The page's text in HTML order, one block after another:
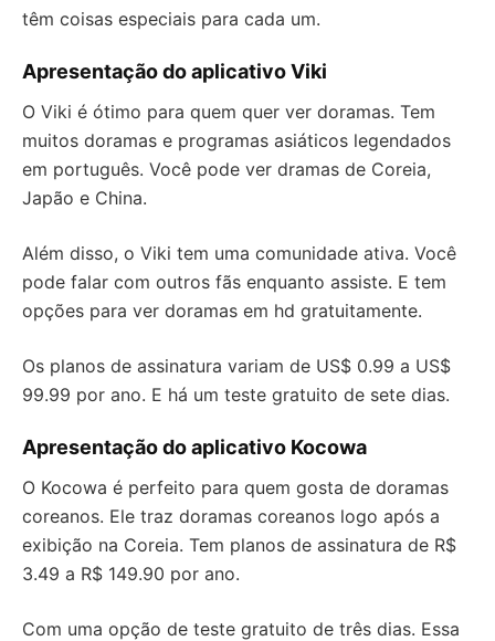
têm coisas especiais para cada um.
Apresentação do aplicativo Viki
O Viki é ótimo para quem quer ver doramas. Tem
muitos doramas e programas asiáticos legendados
em português. Você pode ver dramas de Coreia,
Japão e China.
Além disso, o Viki tem uma comunidade ativa. Você
pode falar com outros fãs enquanto assiste. E tem
opções para ver doramas em hd gratuitamente.
Os planos de assinatura variam de US$ 0.99 a US$
99.99 por ano. E há um teste gratuito de sete dias.
Apresentação do aplicativo Kocowa
O Kocowa é perfeito para quem gosta de doramas
coreanos. Ele traz doramas coreanos logo após a
exibição na Coreia. Tem planos de assinatura de R$
3.49 a R$ 149.90 por ano.
Com uma opção de teste gratuito de três dias. Essa